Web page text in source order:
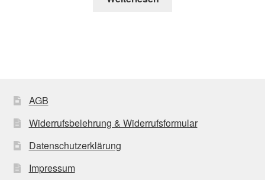
AGB
Widerrufsbelehrung & Widerrufsformular
Datenschutzerklärung
Impressum